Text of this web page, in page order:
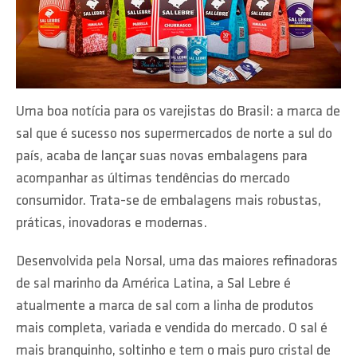
Uma boa notícia para os varejistas do Brasil: a marca de
sal que é sucesso nos supermercados de norte a sul do
país, acaba de lançar suas novas embalagens para
acompanhar as últimas tendências do mercado
consumidor. Trata-se de embalagens mais robustas,
práticas, inovadoras e modernas.
Desenvolvida pela Norsal, uma das maiores refinadoras
de sal marinho da América Latina, a Sal Lebre é
atualmente a marca de sal com a linha de produtos
mais completa, variada e vendida do mercado. O sal é
mais branquinho, soltinho e tem o mais puro cristal de